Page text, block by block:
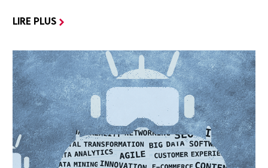
outils concrets pour accompagner la transition
agents. Ce dossier en présente les principaux
enseignements : d’abord un focus sur les partenaires
mobilisés, puis un tour d’horizon des dispositifs
proposés lors de la journée, avant de conclure sur la
définition des compétences numériques et les outils
permettant de les tester et de les valider.
LIRE PLUS